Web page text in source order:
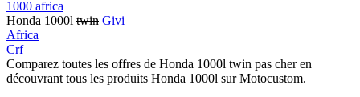
1000 africa
Honda 1000l twin Givi
Africa
Crf
Comparez toutes les offres de Honda 1000l twin pas cher en
découvrant tous les produits Honda 1000l sur Motocustom.